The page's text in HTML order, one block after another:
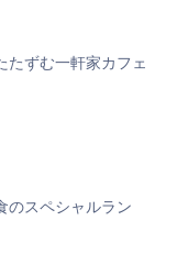
たずむ一軒家カフェ
のスペシャルラン